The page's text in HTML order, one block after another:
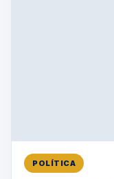
POLÍTICA